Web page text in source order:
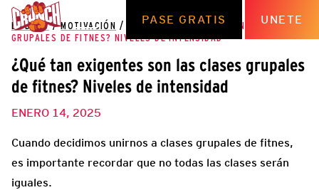
PASE GRATIS UNETE
EL BLOG / MOTIVACIÓN /
¿QUÉ TAN EXIGENTES SON LAS CLASES
GRUPALES DE FITNES? NIVELES DE INTENSIDAD
¿Qué tan exigentes son las clases grupales
de fitnes? Niveles de intensidad
ENERO 14, 2025
Cuando decidimos unirnos a clases grupales de fitnes,
es importante recordar que no todas las clases serán
iguales.